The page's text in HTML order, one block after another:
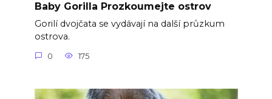
Baby Gorilla Prozkoumejte ostrov
Gorilí dvojčata se vydávají na další průzkum
ostrova.
0 175